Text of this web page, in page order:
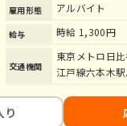
雇用形態 アルバイト
給与 時給 1,300円
交通機関
東京メトロ日
江戸線六本木
り